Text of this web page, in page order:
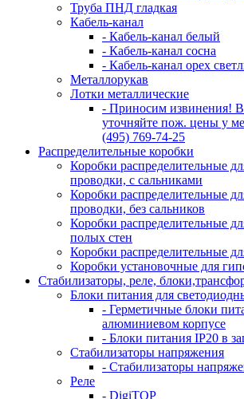
Труба ПНД гладкая
Кабель-канал
- Кабель-канал белый
- Кабель-канал сосна
- Кабель-канал орех
Металлорукав
Лотки металлические
- Приносим извинения!
уточняйте пож. цены у
(495) 769-74-25
Распределительные коробки
Коробки распределительные
проводки, с сальниками
Коробки распределительные
проводки, без сальников
Коробки распределительные
полых стен
Коробки распределительные
Коробки установочные для
Стабилизаторы, реле,
Блоки питания для
- Герметичные блоки
алюминиевом корпусе
- Блоки питания IP20 в
Стабилизаторы напряжения
- Стабилизаторы
Реле
- DigiTOP